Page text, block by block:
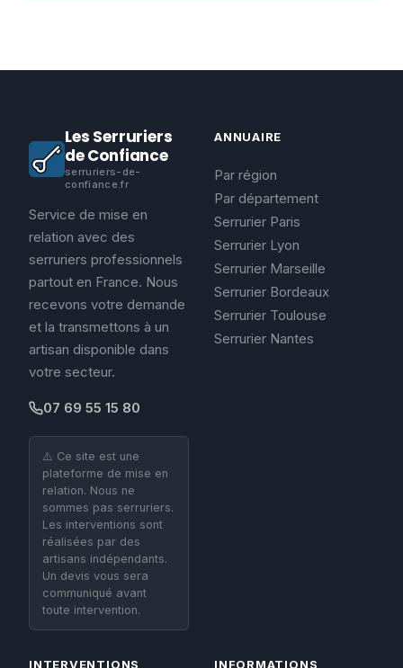
Les Serruriers
de Confiance
serruriers-de-
confiance.fr
Service de mise en
relation avec des
serruriers professionnels
partout en France. Nous
recevons votre demande
et la transmettons à un
artisan disponible dans
votre secteur.
07 69 55 15 80
⚠️ Ce site est une
plateforme de mise en
relation. Nous ne
sommes pas serruriers.
Les interventions sont
réalisées par des
artisans indépendants.
Un devis vous sera
communiqué avant
toute intervention.
ANNUAIRE
Par région
Par département
Serrurier Paris
Serrurier Lyon
Serrurier Marseille
Serrurier Bordeaux
Serrurier Toulouse
Serrurier Nantes
INTERVENTIONS INFORMATIONS